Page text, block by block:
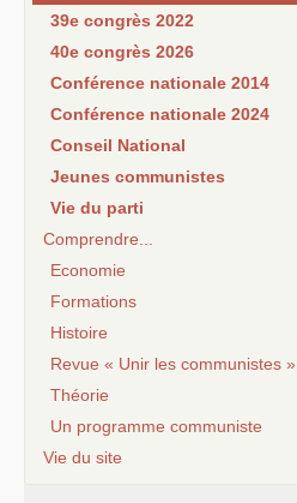
39e congrès 2022
40e congrès 2026
Conférence nationale 2014
Conférence nationale 2024
Conseil National
Jeunes communistes
Vie du parti
Comprendre...
Economie
Formations
Histoire
Revue « Unir les communistes »
Théorie
Un programme communiste
Vie du site